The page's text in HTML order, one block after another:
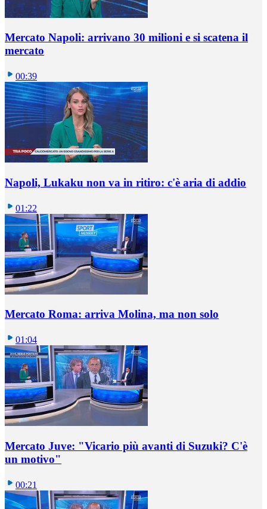
Mercato Napoli: arrivano 30 milioni e si scatena il
mercato
00:39
Napoli, Lukaku non va in ritiro: c'è aria di addio
01:22
Mercato Roma: arriva Molina, ma non solo
01:04
Mercato Juve: "Vicario più avanti di Suzuki? C'è
un motivo"
00:21